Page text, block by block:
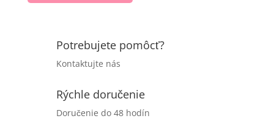
Potrebujete pomôcť?
Kontaktujte nás
Rýchle doručenie
Doručenie do 48 hodín